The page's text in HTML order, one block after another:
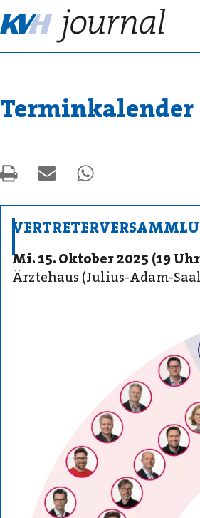
Terminkalender
Mi. 15. Oktober 2025 (19
Ärztehaus (Julius-Adam-